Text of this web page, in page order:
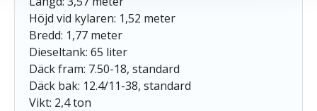
Höjd vid kylaren: 1,52 meter
Bredd: 1,77 meter
Dieseltank: 65 liter
Däck fram: 7.50-18, standard
Däck bak: 12.4/11-38, standard
Vikt: 2,4 ton